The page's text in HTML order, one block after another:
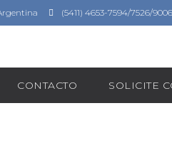
(5411) 4653-7594/7526/9006
CONTACTO SOLICITE